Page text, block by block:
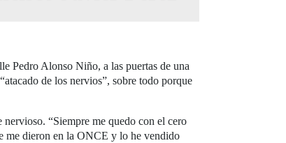
Pedro Alonso Niño, a las puertas de una
de los nervios”, sobre todo porque
“Siempre me quedo con el cero
me dieron en la ONCE y lo he vendido